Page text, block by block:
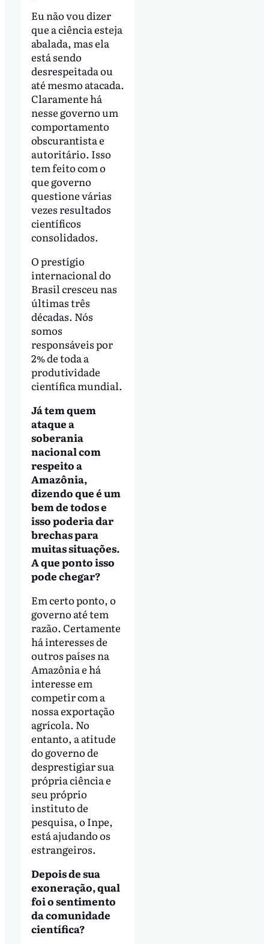
Eu não vou dizer
que a ciência esteja
abalada, mas ela
está sendo
desrespeitada ou
até mesmo atacada.
Claramente há
nesse governo um
comportamento
obscurantista e
autoritário. Isso
tem feito com o
que governo
questione várias
vezes resultados
científicos
consolidados.
O prestígio
internacional do
Brasil cresceu nas
últimas três
décadas. Nós
somos
responsáveis por
2% de toda a
produtividade
científica mundial.
Já tem quem
ataque a
soberania
nacional com
respeito a
Amazônia,
dizendo que é um
bem de todos e
isso poderia dar
brechas para
muitas situações.
A que ponto isso
pode chegar?
Em certo ponto, o
governo até tem
razão. Certamente
há interesses de
outros países na
Amazônia e há
interesse em
competir com a
nossa exportação
agrícola. No
entanto, a atitude
do governo de
desprestigiar sua
própria ciência e
seu próprio
instituto de
pesquisa, o Inpe,
está ajudando os
estrangeiros.
Depois de sua
exoneração, qual
foi o sentimento
da comunidade
científica?